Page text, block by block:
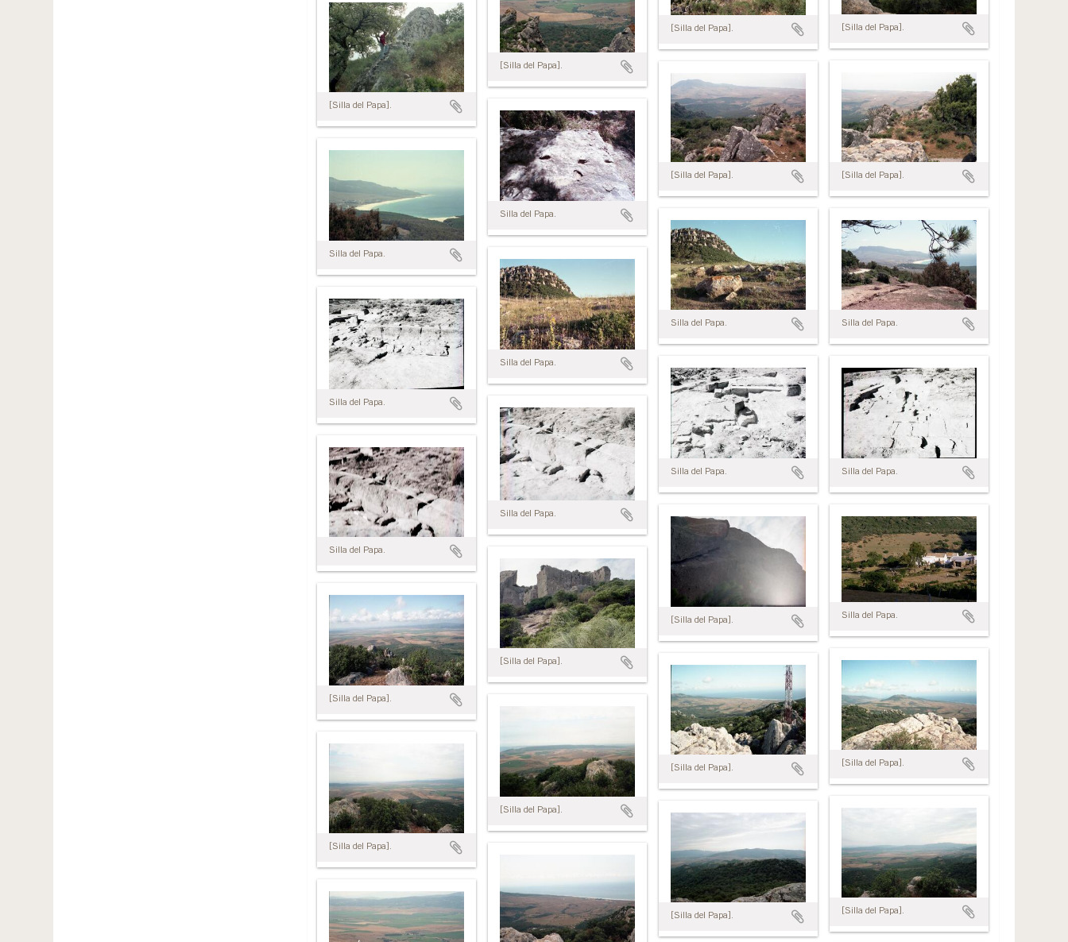
[Silla del Papa]. [Silla del Papa].
[Silla del Papa].
[Silla del Papa].
[Silla del Papa].
[Silla del Papa].
Silla del Papa.
Silla del Papa.
Silla del Papa.
Silla del Papa.
Silla del Papa.
Silla del Papa.
Silla del Papa.
Silla del Papa.
Silla del Papa.
Silla del Papa.
Silla del Papa.
[Silla del Papa].
[Silla del Papa].
[Silla del Papa].
[Silla del Papa].
[Silla del Papa].
[Silla del Papa].
[Silla del Papa].
[Silla del Papa].
[Silla del Papa].